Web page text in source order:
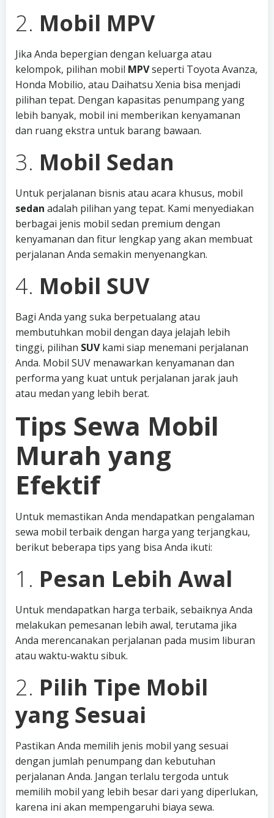
2. Mobil MPV
Jika Anda bepergian dengan keluarga atau
kelompok, pilihan mobil MPVseperti Toyota Avanza,
Honda Mobilio, atau Daihatsu Xenia bisa menjadi
pilihan tepat. Dengan kapasitas penumpang yang
lebih banyak, mobil ini memberikan kenyamanan
dan ruang ekstra untuk barang bawaan.
3. Mobil Sedan
Untuk perjalanan bisnis atau acara khusus, mobil
sedan adalah pilihan yang tepat. Kami menyediakan
berbagai jenis mobil sedan premium dengan
kenyamanan dan fitur lengkap yang akan membuat
perjalanan Anda semakin menyenangkan.
4. Mobil SUV
Bagi Anda yang suka berpetualang atau
membutuhkan mobil dengan daya jelajah lebih
tinggi, pilihan SUVkami siap menemani perjalanan
Anda. Mobil SUV menawarkan kenyamanan dan
performa yang kuat untuk perjalanan jarak jauh
atau medan yang lebih berat.
Tips Sewa Mobil
Murah yang
Efektif
Untuk memastikan Anda mendapatkan pengalaman
sewa mobil terbaik dengan harga yang terjangkau,
berikut beberapa tips yang bisa Anda ikuti:
1. Pesan Lebih Awal
Untuk mendapatkan harga terbaik, sebaiknya Anda
melakukan pemesanan lebih awal, terutama jika
Anda merencanakan perjalanan pada musim liburan
atau waktu-waktu sibuk.
2. Pilih Tipe Mobil
yang Sesuai
Pastikan Anda memilih jenis mobil yang sesuai
dengan jumlah penumpang dan kebutuhan
perjalanan Anda. Jangan terlalu tergoda untuk
memilih mobil yang lebih besar dari yang diperlukan,
karena ini akan mempengaruhi biaya sewa.